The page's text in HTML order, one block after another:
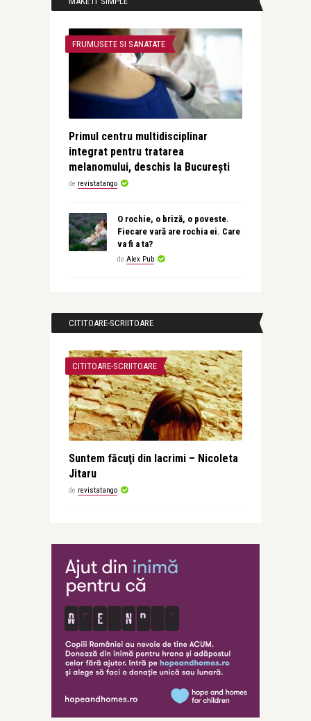
FRUMUSETE SI SANATATE
Primul centru multidisciplinar
integrat pentru tratarea
melanomului, deschis la București
de revistatango
O rochie, o briză, o poveste.
Fiecare vară are rochia ei. Care
va fi a ta?
de Alex Pub
CITITOARE-SCRIITOARE
CITITOARE-SCRIITOARE
Suntem făcuţi din lacrimi – Nicoleta
Jitaru
de revistatango